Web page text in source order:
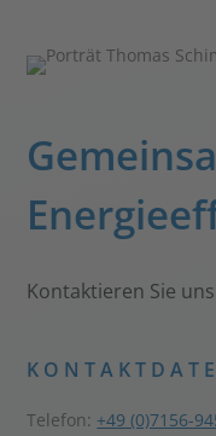
Kontaktieren Sie
Telefon: +49 (0)7156-